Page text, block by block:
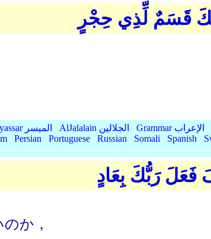
قَسَمٌ لِّذِي حِجْرٍ
AlMuyassar الميسر AlJalalain الجلالين Grammar الإعراب
Persian Portuguese Russian Somali Spanish
فَعَلَ رَبُّكَ بِعَادٍ
か，